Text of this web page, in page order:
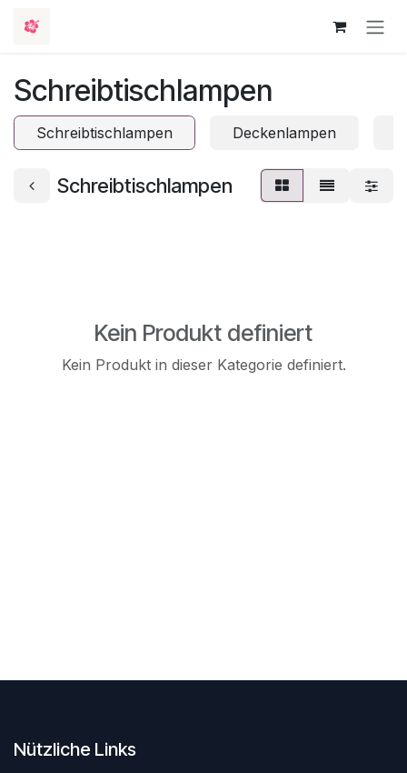
Schreibtischlampen
Schreibtischlampen Deckenlampen
Schreibtischlampen
Kein Produkt definiert
Kein Produkt in dieser Kategorie definiert.
Nützliche Links